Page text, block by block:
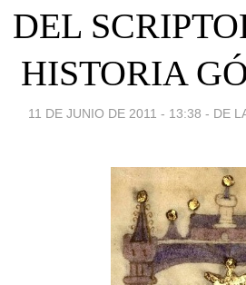
DEL
HISTORIA
11 DE JUNIO DE 2011 - 13:38 - DE